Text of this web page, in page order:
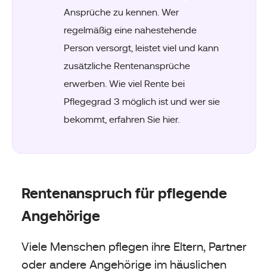
Ansprüche zu kennen. Wer
regelmäßig eine nahestehende
Person versorgt, leistet viel und kann
zusätzliche Rentenansprüche
erwerben. Wie viel Rente bei
Pflegegrad 3 möglich ist und wer sie
bekommt, erfahren Sie hier.
Rentenanspruch für pflegende
Angehörige
Viele Menschen pflegen ihre Eltern, Partner
oder andere Angehörige im häuslichen